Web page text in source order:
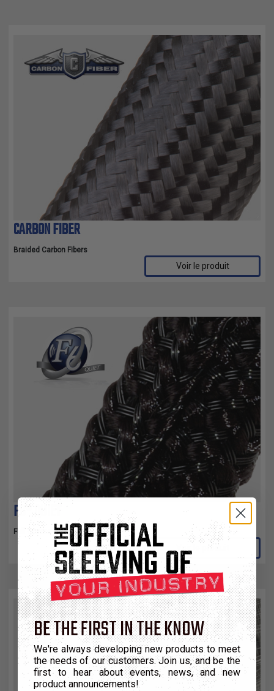
CARBON FIBER
Braided Carbon Fibers
Voir le produit
F6® QUIET
Full Coverage & Easy Install
Voir le produit
BE THE FIRST IN THE KNOW
We're always developing new products to meet
the needs of our customers. Join us, and be the
first to hear about events, news, and new
product announcements!